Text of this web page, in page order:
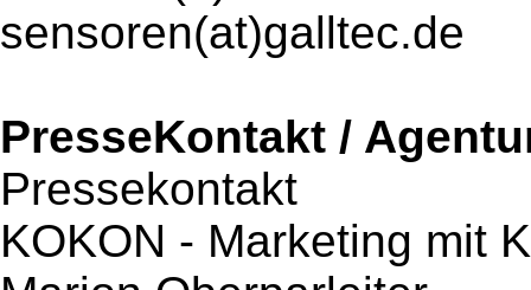
sensoren(at)galltec.de
PresseKontakt /
Pressekontakt
KOKON - Marketing mit